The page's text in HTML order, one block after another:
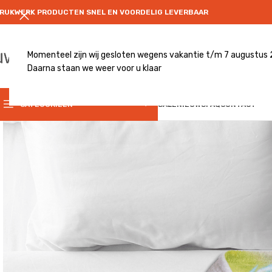
Momenteel zijn wij gesloten wegens vakantie t/m 7 augustus
Daarna staan we weer voor u klaar
PRODUCTEN SNEL EN VOORDELIG LEVERBAAR
CATEGORIEËN SALENIEUWSFAQCONTACT